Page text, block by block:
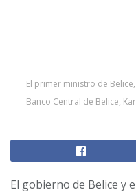
El primer ministro de
Banco Central de Belice,
El gobierno de Belice y